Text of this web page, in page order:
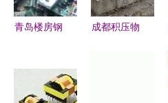
青岛楼房钢
解析 鑫福
顺物资回收
成都积压物